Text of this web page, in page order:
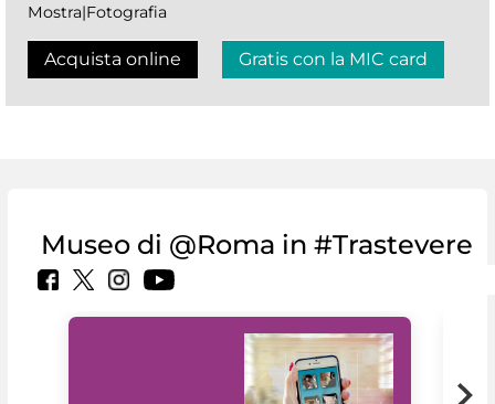
Mostra|Fotografia
Acquista online Gratis con la MIC card
Museo di @Roma in #Trastevere